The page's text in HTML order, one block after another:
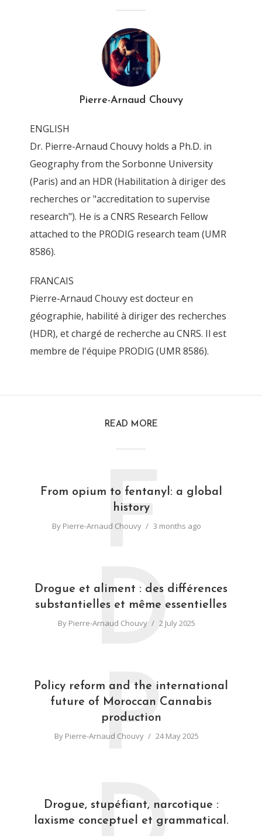
Pierre-Arnaud Chouvy
ENGLISH
Dr. Pierre-Arnaud Chouvy holds a Ph.D. in
Geography from the Sorbonne University
(Paris) and an HDR (Habilitation à diriger des
recherches or "accreditation to supervise
research"). He is a CNRS Research Fellow
attached to the PRODIG research team (UMR
8586).
FRANCAIS
Pierre-Arnaud Chouvy est docteur en
géographie, habilité à diriger des recherches
(HDR), et chargé de recherche au CNRS. Il est
membre de l'équipe PRODIG (UMR 8586).
READ MORE
From opium to fentanyl: a global
history
By Pierre-Arnaud Chouvy 3 months ago
F
Drogue et aliment : des différences
substantielles et même essentielles
By Pierre-Arnaud Chouvy 2 July 2025
D
Policy reform and the international
future of Moroccan Cannabis
production
By Pierre-Arnaud Chouvy 24 May 2025
P
Drogue, stupéfiant, narcotique :
laxisme conceptuel et grammatical.